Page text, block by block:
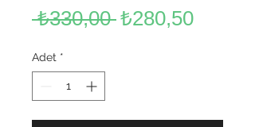
₺330,00 Normal
₺280,50İndirimli
Adet *